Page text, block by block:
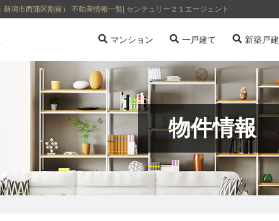
潟市西蒲区割前） 不動産情報一覧| センチュリー２１エージェント
マンション 一戸建て 新築戸建
物件情報